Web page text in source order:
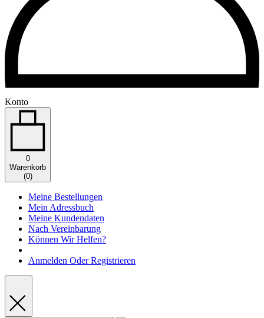
Konto
0
Warenkorb
(0)
Meine Bestellungen
Mein Adressbuch
Meine Kundendaten
Nach Vereinbarung
Können Wir Helfen?
Anmelden Oder Registrieren